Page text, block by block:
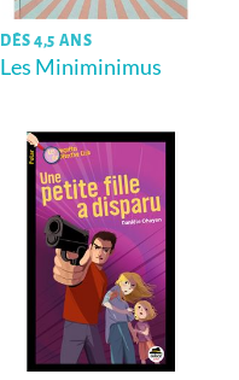
DÈS 4,5 ANS
Les Miniminimus